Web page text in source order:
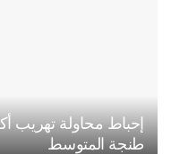
إحباط محاولة تهريب
طنجة المتوسط